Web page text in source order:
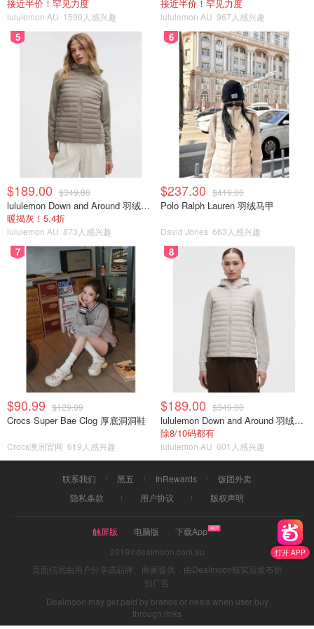
打开 APP
接近半价！罕见力度
lululemon AU 1599人感兴趣
接近半价！罕见力度
lululemon AU 967人感兴趣
5
$189.00 $349.00
lululemon Down and Around 羽绒夹克
暖揭灰！5.4折
lululemon AU 873人感兴趣
6
$237.30 $419.00
Polo Ralph Lauren 羽绒马甲
David Jones 663人感兴趣
7
$90.99 $129.99
Crocs Super Bae Clog 厚底洞洞鞋
Crocs澳洲官网 619人感兴趣
8
$189.00 $349.00
lululemon Down and Around 羽绒夹克
除8/10码都有
lululemon AU 601人感兴趣
联系我们 黑五 InRewards
饭团外卖
隐私条款
用户协议 版权声明
触屏版 电脑版
下载App
2019©dealmoon.com.au
页面信息由用户分享或品牌、商家提供，由Dealmoon核实后发布折
扣广告
Dealmoon may get paid by brands or deals when user buy
through links